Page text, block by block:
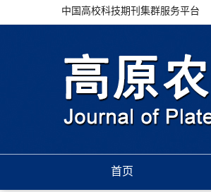
中国高校科技期刊集群服务平台
首页